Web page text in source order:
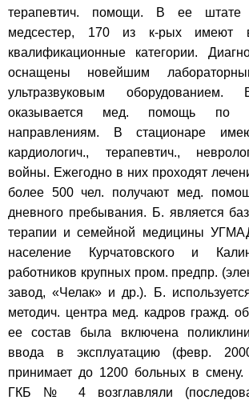
терапевтич. помощи. В ее
медсестер, 170 из к-рых
квалификационные категории.
оснащены новейшим
ультразвуковым оборудованием.
оказывается мед. помощь по
направлениям. В стационаре
кардиологич., терапевтич.,
войны. Ежегодно в них проходят
более 500 чел. получают мед.
дневного пребывания. Б. является
терапии и семейной медицины
население Курчатовского и
работников крупных пром. предпр.
завод, «Челак» и др.). Б.
методич. центра мед. кадров гражд.
ее состав была включена
ввода в эксплуатацию (февр.
принимает до 1200 больных в
ГКБ № 4 возглавляли